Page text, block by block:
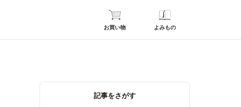
お買い物 よみもの
記事をさがす